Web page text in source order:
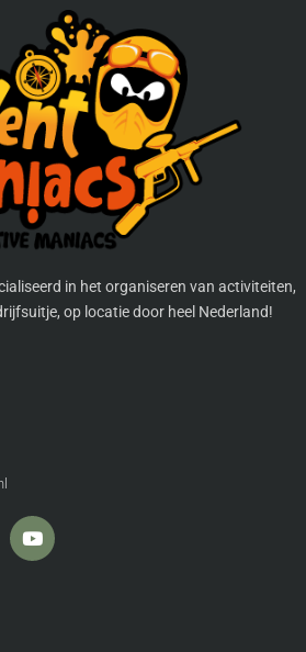
in het organiseren van activiteiten,
op locatie door heel Nederland!